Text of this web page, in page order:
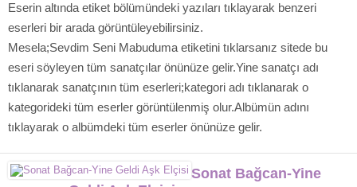
Eserin altında etiket bölümündeki yazıları tıklayarak benzeri
eserleri bir arada görüntüleyebilirsiniz.
Mesela;Sevdim Seni Mabuduma etiketini tıklarsanız sitede bu
eseri söyleyen tüm sanatçılar önünüze gelir.Yine sanatçı adı
tıklanarak sanatçının tüm eserleri;kategori adı tıklanarak o
kategorideki tüm eserler görüntülenmiş olur.Albümün adını
tıklayarak o albümdeki tüm eserler önünüze gelir.
Sonat Bağcan-Yine